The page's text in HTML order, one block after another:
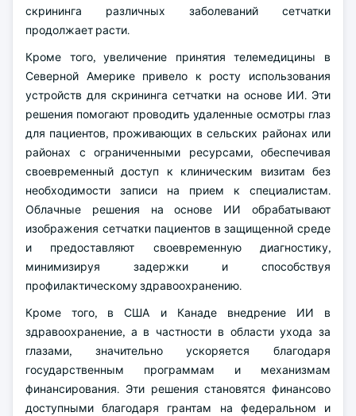
скрининга различных заболеваний сетчатки
продолжает расти.
Кроме того, увеличение принятия телемедицины в
Северной Америке привело к росту использования
устройств для скрининга сетчатки на основе ИИ. Эти
решения помогают проводить удаленные осмотры глаз
для пациентов, проживающих в сельских районах или
районах с ограниченными ресурсами, обеспечивая
своевременный доступ к клиническим визитам без
необходимости записи на прием к специалистам.
Облачные решения на основе ИИ обрабатывают
изображения сетчатки пациентов в защищенной среде
и предоставляют своевременную диагностику,
минимизируя задержки и способствуя
профилактическому здравоохранению.
Кроме того, в США и Канаде внедрение ИИ в
здравоохранение, а в частности в области ухода за
глазами, значительно ускоряется благодаря
государственным программам и механизмам
финансирования. Эти решения становятся финансово
доступными благодаря грантам на федеральном и